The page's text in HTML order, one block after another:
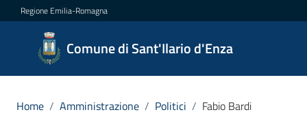
Vai al contenuto
Vai alla navigazione
Vai al footer
Regione Emilia-Romagna
Comune di Sant'Ilario d'Enza
Comune
di
d'Enza
Home / Amministrazione / Politici / Fabio Bardi